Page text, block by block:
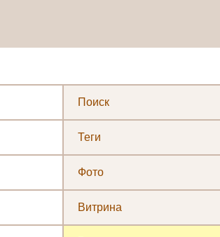
Поиск
Теги
Фото
Витрина